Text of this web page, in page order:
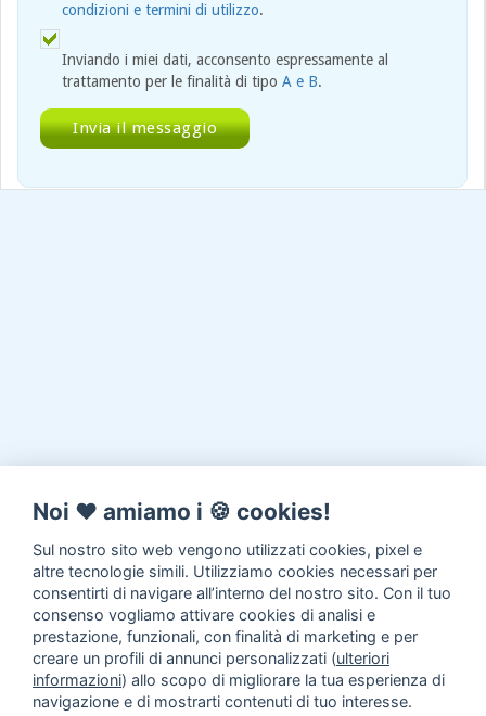
condizioni e termini di utilizzo.
Inviando i miei dati, acconsento espressamente al
trattamento per le finalità di tipo A e B.
Noi ♥️ amiamo i 🍪 cookies!
Sul nostro sito web vengono utilizzati cookies, pixel e
altre tecnologie simili. Utilizziamo cookies necessari per
consentirti di navigare all’interno del nostro sito. Con il tuo
consenso vogliamo attivare cookies di analisi e
prestazione, funzionali, con finalità di marketing e per
creare un profili di annunci personalizzati (ulteriori
informazioni) allo scopo di migliorare la tua esperienza di
navigazione e di mostrarti contenuti di tuo interesse.